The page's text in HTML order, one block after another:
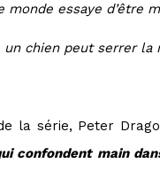
monde essaye d’être
un chien peut serrer la
la série, Peter
confondent main